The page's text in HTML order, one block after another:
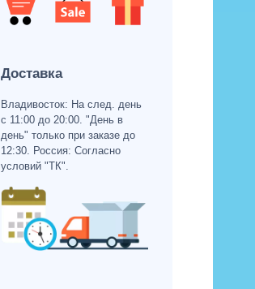
Доставка
Владивосток: На след. день
с 11:00 до 20:00. "День в
день" только при заказе до
12:30. Россия: Согласно
условий "ТК".